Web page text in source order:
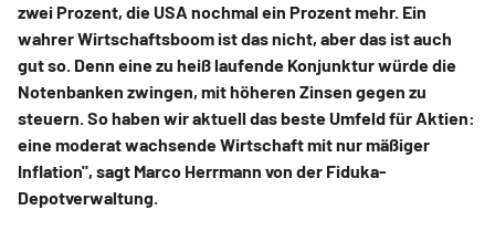
zwei Prozent, die USA nochmal ein Prozent mehr. Ein
wahrer Wirtschaftsboom ist das nicht, aber das ist auch
gut so. Denn eine zu heiß laufende Konjunktur würde die
Notenbanken zwingen, mit höheren Zinsen gegen zu
steuern. So haben wir aktuell das beste Umfeld für Aktien:
eine moderat wachsende Wirtschaft mit nur mäßiger
Inflation", sagt Marco Herrmann von der Fiduka-
Depotverwaltung.